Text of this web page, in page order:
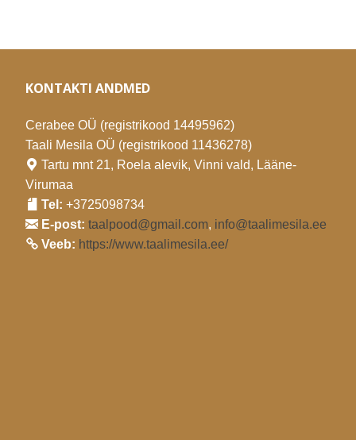
KONTAKTI ANDMED
Cerabee OÜ (registrikood 14495962)
Taali Mesila OÜ (registrikood 11436278)
Tartu mnt 21, Roela alevik, Vinni vald, Lääne-
Virumaa
Tel: +3725098734
E-post: taalpood@gmail.com, info@taalimesila.ee
Veeb: https://www.taalimesila.ee/